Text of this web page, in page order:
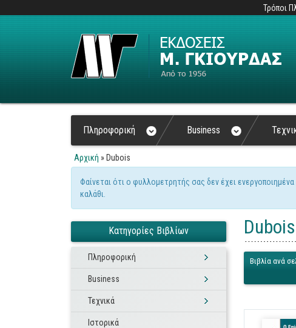
Τρόποι
Πληροφορική Business
Είστε εδώ
Αρχική » Dubois
Μήνυμα προειδοποίησης
Φαίνεται ότι ο φυλλομετρητής σας δεν έχει
καλάθι.
Κατηγορίες Βιβλίων
Πληροφορική
Business
Τεχνικά
Ιστορικά
Βιβλία ανά